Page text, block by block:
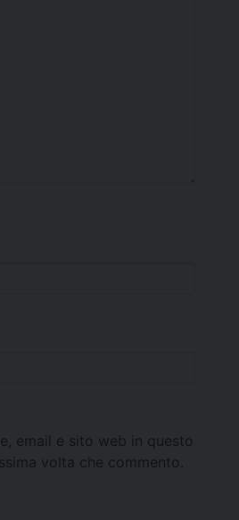
email e sito web in questo
volta che commento.